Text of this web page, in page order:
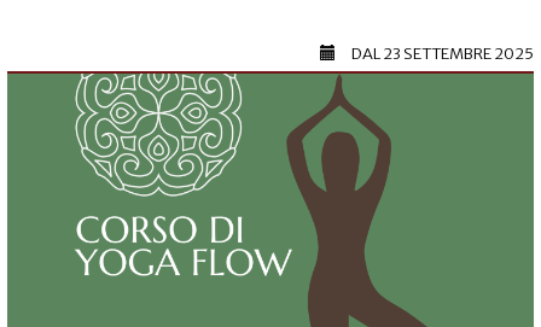
DAL23 SETTEMBRE 2025